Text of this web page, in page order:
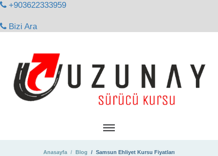
+903622333959
Bizi Ara
Anasayfa Blog Samsun Ehliyet Kursu Fiyatları